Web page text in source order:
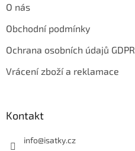
O nás
Obchodní podmínky
Ochrana osobních údajů GDPR
Vrácení zboží a reklamace
Kontakt
info@isatky.cz